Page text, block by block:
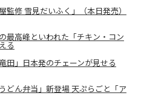
修 雪見だいふく」（本日発売）
最高峰といわれた「チキン・コン
る
田」日本発のチェーンが見せる
どん弁当」新登場 天ぷらごと「ア